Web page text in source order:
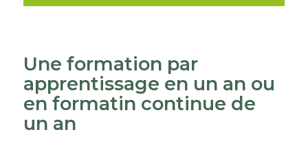
Une formation par
apprentissage en un an ou
en formatin continue de
un an